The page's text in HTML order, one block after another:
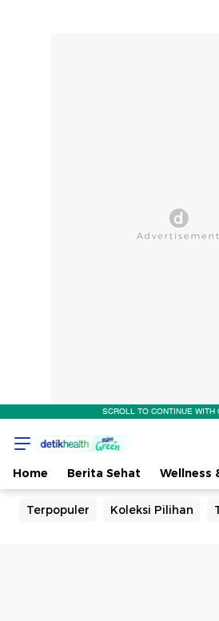
SCROLL TO CONTINUE WITH
Home Berita Sehat Wellness
Terpopuler Koleksi Pilihan